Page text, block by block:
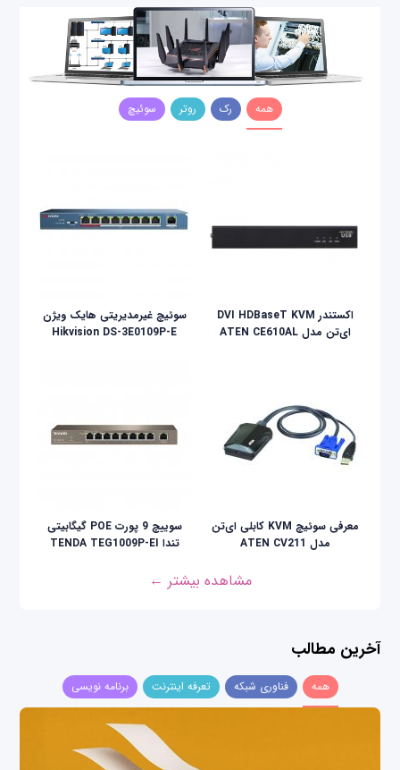
همه رک روتر سوئیچ
اکستندر DVI HDBaseT KVM
ای‌تن مدل ATEN CE610AL
سوئیچ غیرمدیریتی هایک ویژن
Hikvision DS-3E0109P-E
معرفی سوئیچ KVM کابلی ای‌تن
مدل ATEN CV211
سوییچ 9 پورت POE گیگابیتی
تندا TENDA TEG1009P-EI
مشاهده بیشتر ←
آخرین مطالب
همه فناوری شبکه تعرفه اینترنت برنامه نویسی